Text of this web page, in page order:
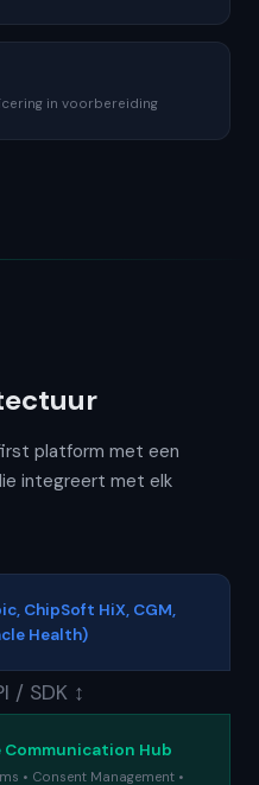
in voorbereiding
platform met een
integreert met elk
ChipSoft HiX, CGM,
Health)
/ SDK ↕
Communication Hub
• Consent Management •